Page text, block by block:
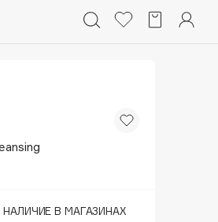
НАЛИЧИЕ В МАГАЗИНАХ